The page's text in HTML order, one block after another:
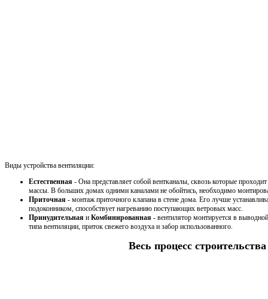
Виды устройства вентиляции:
Естественная - Она представляет собой вентканалы, сквозь которые
массы. В больших домах одними каналами не обойтись, необходимо
Приточная - монтаж приточного клапана в стене дома. Его лучше
подоконником, способствует нагреванию поступающих ветровых масс.
Принудительная и Комбинированная - вентилятор монтируется в
типа вентиляции, приток свежего воздуха и забор использованного.
Весь процесс